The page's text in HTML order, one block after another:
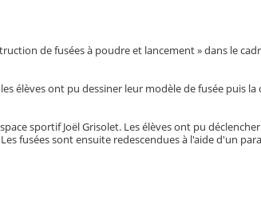
de fusées à poudre et lancement » dans le
élèves ont pu dessiner leur modèle de fusée puis
sportif Joël Grisolet. Les élèves ont pu
fusées sont ensuite redescendues à l'aide d'un